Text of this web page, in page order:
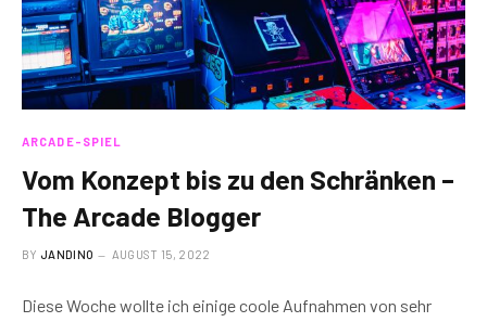
ARCADE-SPIEL
Vom Konzept bis zu den Schränken –
The Arcade Blogger
BY JANDINO AUGUST 15, 2022
Diese Woche wollte ich einige coole Aufnahmen von sehr